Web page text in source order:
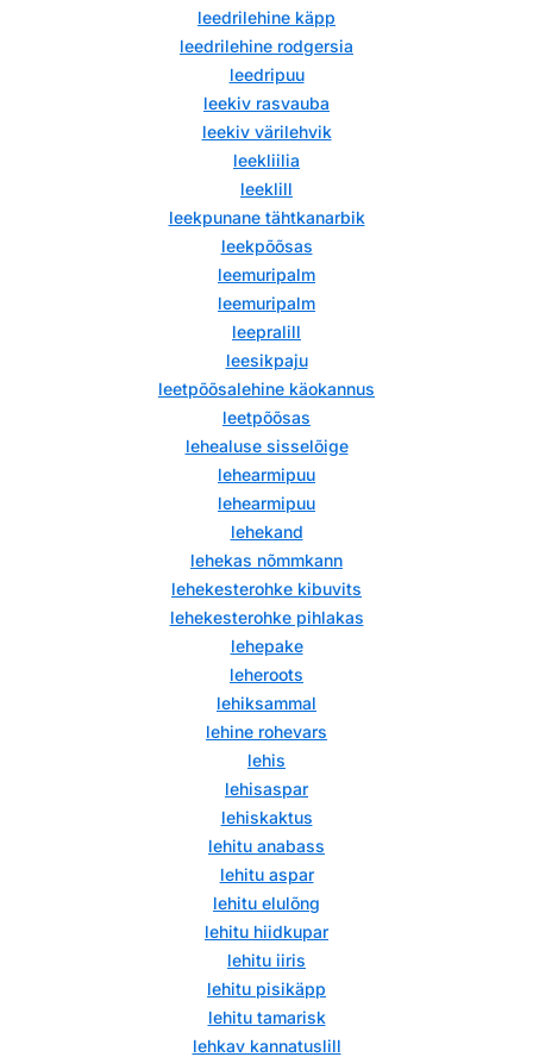
leedrilehine käpp
leedrilehine rodgersia
leedripuu
leekiv rasvauba
leekiv värilehvik
leekliilia
leeklill
leekpunane tähtkanarbik
leekpõõsas
leemuripalm
leemuripalm
leepralill
leesikpaju
leetpõõsalehine käokannus
leetpõõsas
lehealuse sisselõige
lehearmipuu
lehearmipuu
lehekand
lehekas nõmmkann
lehekesterohke kibuvits
lehekesterohke pihlakas
lehepake
leheroots
lehiksammal
lehine rohevars
lehis
lehisaspar
lehiskaktus
lehitu anabass
lehitu aspar
lehitu elulõng
lehitu hiidkupar
lehitu iiris
lehitu pisikäpp
lehitu tamarisk
lehkav kannatuslill